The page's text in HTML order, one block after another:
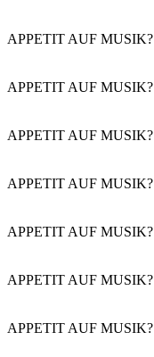
APPETIT AUF MUSIK?
APPETIT AUF MUSIK?
APPETIT AUF MUSIK?
APPETIT AUF MUSIK?
APPETIT AUF MUSIK?
APPETIT AUF MUSIK?
APPETIT AUF MUSIK?